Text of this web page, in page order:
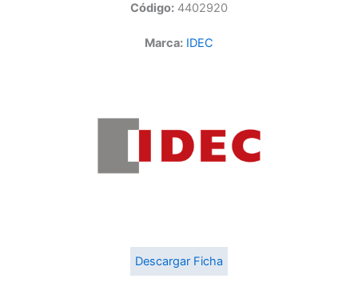
Código: 4402920
Marca: IDEC
Descargar Ficha